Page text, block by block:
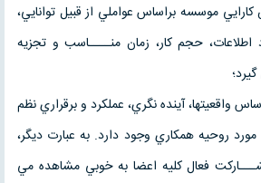
موسسه براساس عواملي از قبيل توانايي،
حجم كار، زمان منــــاسب و تجزيه
واقعيتها، آينده نگري، عملكرد و برقراري نظم
روحيه همكاري وجود دارد. به عبارت ديگر،
فعال كليه اعضا به خوبي مشاهده مي